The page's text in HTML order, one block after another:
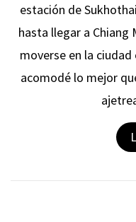
estación de
hasta llegar a Chiang
moverse en la ciudad
acomodé lo mejor